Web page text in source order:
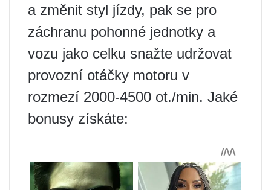
a změnit styl jízdy, pak se pro
záchranu pohonné jednotky a
vozu jako celku snažte udržovat
provozní otáčky motoru v
rozmezí 2000-4500 ot./min. Jaké
bonusy získáte: